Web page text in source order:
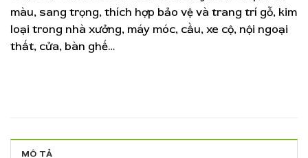
màu, sang trọng, thích hợp bảo vệ và trang trí gỗ, kim
loại trong nhà xưởng, máy móc, cầu, xe cộ, nội ngoại
thất, cửa, bàn ghế…
MÔ TẢ